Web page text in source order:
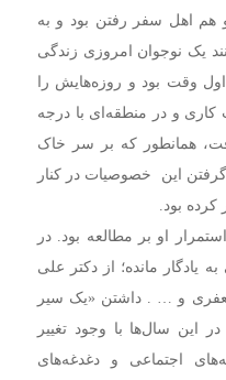
هم اهل سفر رفتن بود و به
یک نوجوان امروزی زندگی
وقت بود و روزه‌هایش را
و در منطقه‌ای با درجه
همانطور که بر سر خاک
این خصوصیات در کنار
بود.
او بر مطالعه بود. در
یادگار مانده؛ از دکتر علی
و … . داشتن «یک سیر
این سال‌ها با وجود تغییر
اجتماعی و دغدغه‌های